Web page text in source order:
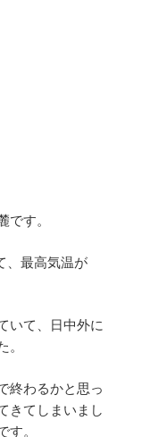
です。
、最高気温が
いて、日中外に
。
終わるかと思っ
きてしまいまし
。